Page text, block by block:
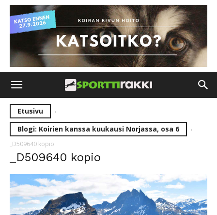
Etusivu
Blogi: Koirien kanssa kuukausi Norjassa, osa 6
_D509640 kopio
_D509640 kopio